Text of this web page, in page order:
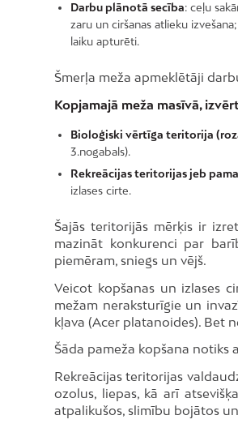
Darbu plānotā secība: ceļu
zaru un ciršanas atlieku
laiku apturēti.
Šmerļa meža apmeklētāji
Kopjamajā meža masīvā,
Bioloģiski vērtīga teritorija
3.nogabals).
Rekreācijas teritorijas jeb
izlases cirte.
Šajās teritorijās mērķis ir
mazināt konkurenci par
piemēram, sniegs un vējš.
Veicot kopšanas un izlases
mežam neraksturīgie un
kļava (Acer platanoides). Bet
Šāda pameža kopšana notiks
Rekreācijas teritorijas
ozolus, liepas, kā arī
atpalikušos, slimību bojātos